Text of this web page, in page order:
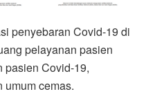
penyebaran Covid-19 di
pelayanan pasien
pasien Covid-19,
umum cemas.